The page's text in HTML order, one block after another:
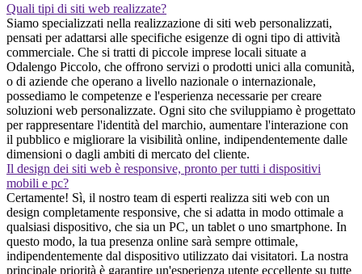
Quali tipi di siti web realizzate?
Siamo specializzati nella realizzazione di siti web personalizzati,
pensati per adattarsi alle specifiche esigenze di ogni tipo di attività
commerciale. Che si tratti di piccole imprese locali situate a
Odalengo Piccolo, che offrono servizi o prodotti unici alla comunità,
o di aziende che operano a livello nazionale o internazionale,
possediamo le competenze e l'esperienza necessarie per creare
soluzioni web personalizzate. Ogni sito che sviluppiamo è progettato
per rappresentare l'identità del marchio, aumentare l'interazione con
il pubblico e migliorare la visibilità online, indipendentemente dalle
dimensioni o dagli ambiti di mercato del cliente.
Il design dei siti web è responsive, pronto per tutti i dispositivi
mobili e pc?
Certamente! Sì, il nostro team di esperti realizza siti web con un
design completamente responsive, che si adatta in modo ottimale a
qualsiasi dispositivo, che sia un PC, un tablet o uno smartphone. In
questo modo, la tua presenza online sarà sempre ottimale,
indipendentemente dal dispositivo utilizzato dai visitatori. La nostra
principale priorità è garantire un'esperienza utente eccellente su tutte